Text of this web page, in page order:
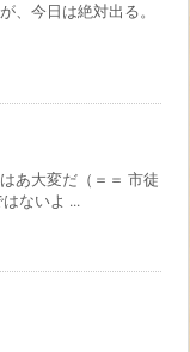
、今日は絶対出る。
あ大変だ（＝＝ 市徒
ないよ ...